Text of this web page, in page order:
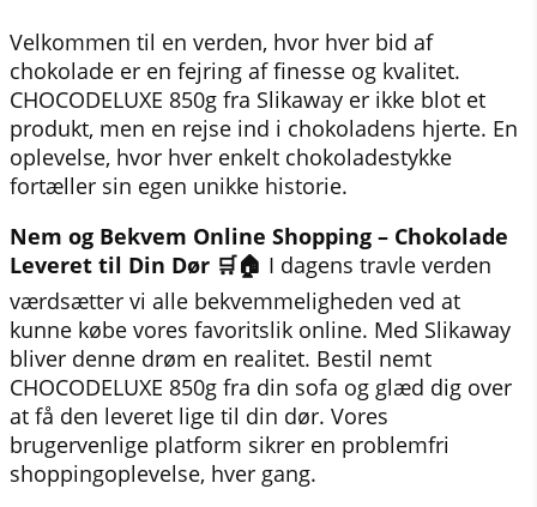
Velkommen til en verden, hvor hver bid af
chokolade er en fejring af finesse og kvalitet.
CHOCODELUXE 850g fra Slikaway er ikke blot et
produkt, men en rejse ind i chokoladens hjerte. En
oplevelse, hvor hver enkelt chokoladestykke
fortæller sin egen unikke historie.
Nem og Bekvem Online Shopping – Chokolade
Leveret til Din Dør 🛒🏠 I dagens travle verden
værdsætter vi alle bekvemmeligheden ved at
kunne købe vores favoritslik online. Med Slikaway
bliver denne drøm en realitet. Bestil nemt
CHOCODELUXE 850g fra din sofa og glæd dig over
at få den leveret lige til din dør. Vores
brugervenlige platform sikrer en problemfri
shoppingoplevelse, hver gang.